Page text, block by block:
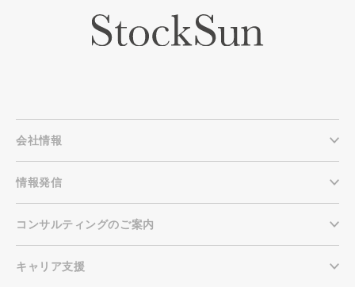
会社情報
情報発信
コンサルティングのご案内
キャリア支援